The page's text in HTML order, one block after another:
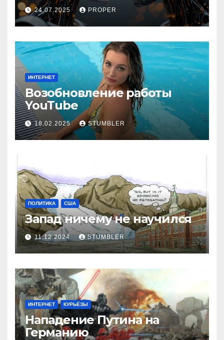
24.07.2025 PROPER
ИНТЕРНЕТ
Возобновление работы
YouТube
18.02.2025 STUMBLER
ПОЛИТИКА США
Запад ничему не научился
11.12.2024 STUMBLER
ИНТЕРНЕТ КУРЬЁЗЫ
Нападение Путина на
Германию